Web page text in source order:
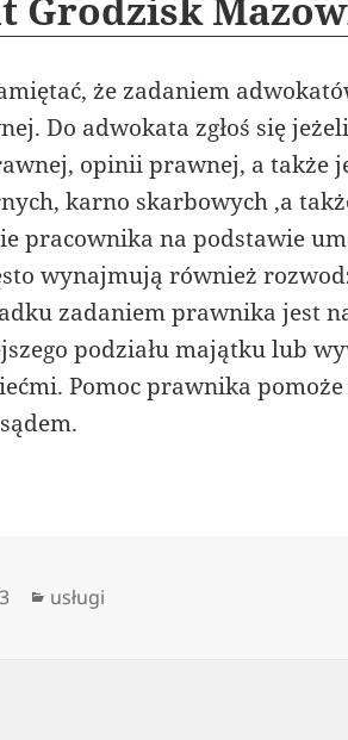
że zadaniem
Do adwokata zgłoś się
opinii prawnej, a także
karno skarbowych ,a
pracownika na podstawie
wynajmują również
zadaniem prawnika jest
podziału majątku lub
Pomoc prawnika
Kategorie
usługi